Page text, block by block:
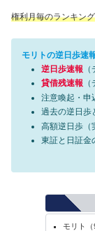
権利月毎のランキン
モリトの逆日歩速
逆日歩速報
貸借残速報
注意喚起・申
過去の逆日歩
高額逆日歩（
東証と日証金
モリト